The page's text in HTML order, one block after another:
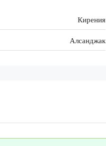
Кирения
Алсанджак